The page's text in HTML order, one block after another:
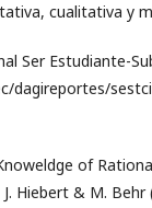
cualitativa y
Ser Estudiante-
dagireportes/
of
Hiebert & M.